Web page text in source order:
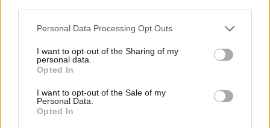
Please note that this website/app uses one or more Google
not limited to your visit or usage behaviour. You may click to
grant or deny consent to Google and its third-party tags to
use your data for below specified purposes in below Google
consent section.
Personal Data Processing Opt Outs
I want to opt-out of the Sharing of my
personal data.
Opted In
I want to opt-out of the Sale of my
Personal Data.
Opted In
ΕΛΛΑΔΑ07·08·2026 08:50
Ζευγάρι από τις ΗΠΑ που «υιοθέτησε» τον
Ελίζαμπεθ Ρος: «Είμαστε συντετριμμένοι – Δεν
έδειξε ποτέ ότι ήταν ικανός για κάτι τέτοιο»